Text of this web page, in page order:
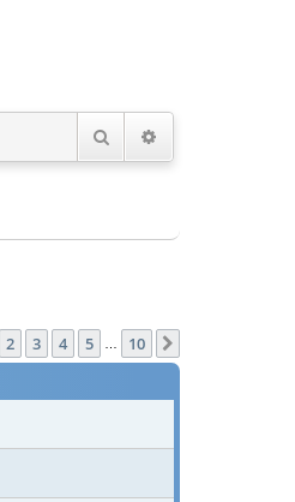
RechercherRecherche avancée
sur10
2 3 4 5 10